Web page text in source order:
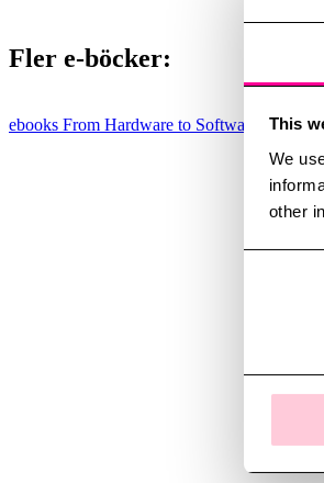
This
We
other
Fler e-böcker:
ebooks From Hardware to Software-Driven